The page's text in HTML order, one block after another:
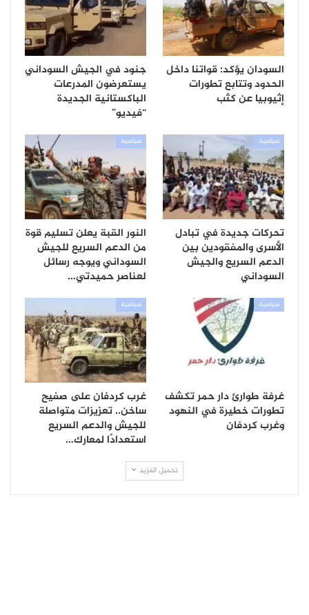
السودان يؤكد: قواتنا داخل
الحدود وتتابع تطورات
إثيوبيا عن كثب
جنود في الجيش السوداني
يستعرضون المدرعات
الباكستانية الجديدة
“فيديو”
سياسية
تحركات جديدة في تبادل
الأسرى والمفقودين بين
الدعم السريع والجيش
السوداني
سياسية
النور القبة يعلن تسليم قوة
من الدعم السريع للجيش
السوداني ويوجه رسائل
لعناصر حميدتي…
سياسية
غرفة طوارئ دار حمر تكشف
تطورات خطيرة في النهود
وغرب كردفان
سياسية
غرب كردفان على صفيح
ساخن.. تعزيزات متواصلة
للجيش والدعم السريع
استعدادًا لمعارك…
تحميل المزيد